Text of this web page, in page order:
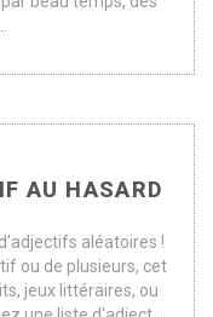
AU HASARD
aléatoires !
ou de plusieurs, cet
jeux littéraires, ou